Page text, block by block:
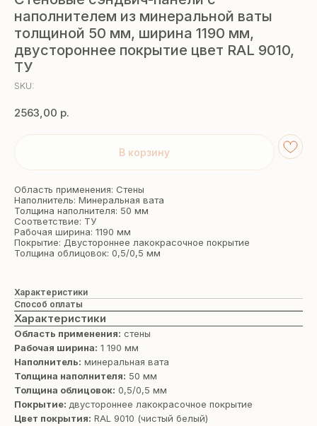
наполнителем из минеральной ваты
толщиной 50 мм, ширина 1190 мм,
двустороннее покрытие цвет RAL 9010,
ТУ
SKU:
2563,00 р.
В корзину
Область применения: Стены
Наполнитель: Минеральная вата
Толщина наполнителя: 50 мм
Соответствие: ТУ
Рабочая ширина: 1190 мм
Покрытие: Двустороннее лакокрасочное покрытие
Толщина облицовок: 0,5/0,5 мм
Характеристики
Способ оплаты
Характеристики
Область применения: стены
Рабочая ширина: 1 190 мм
Наполнитель: минеральная вата
Толщина наполнителя: 50 мм
Толщина облицовок: 0,5/0,5 мм
Покрытие: двустороннее лакокрасочное покрытие
Цвет покрытия: RAL 9010 (чистый белый)